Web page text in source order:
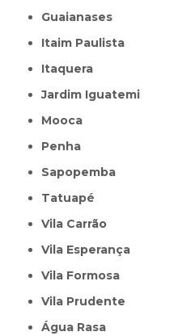
Guaianases
Itaim Paulista
Itaquera
Jardim Iguatemi
Mooca
Penha
Sapopemba
Tatuapé
Vila Carrão
Vila Esperança
Vila Formosa
Vila Prudente
Água Rasa